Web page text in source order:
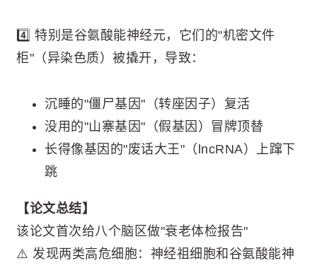
4️⃣ 特别是谷氨酸能神经元，它们的"机密文件
柜"（异染色质）被撬开，导致：
沉睡的"僵尸基因"（转座因子）复活
没用的"山寨基因"（假基因）冒牌顶替
长得像基因的"废话大王"（lncRNA）上蹿下
跳
【论文总结】
该论文首次给八个脑区做"衰老体检报告"
⚠️ 发现两类高危细胞：神经祖细胞和谷氨酸能神